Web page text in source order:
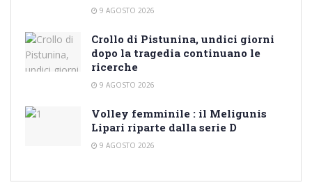
9 AGOSTO 2026
Crollo di Pistunina, undici giorni
dopo la tragedia continuano le
ricerche
9 AGOSTO 2026
Volley femminile : il Meligunis
Lipari riparte dalla serie D
9 AGOSTO 2026